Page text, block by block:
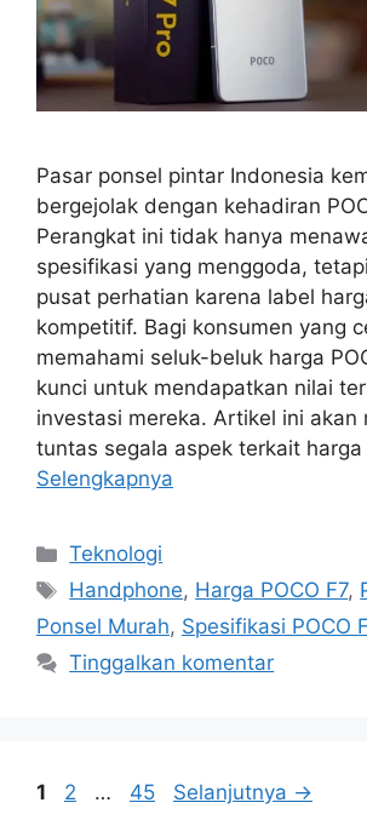
Pasar ponsel pintar Indonesia
bergejolak dengan kehadiran
Perangkat ini tidak hanya
spesifikasi yang menggoda,
pusat perhatian karena label
kompetitif. Bagi konsumen yang
memahami seluk-beluk harga
kunci untuk mendapatkan nilai
investasi mereka. Artikel ini akan
tuntas segala aspek terkait
Selengkapnya
Kategori
Teknologi
Tag
Handphone, Harga POCO F7,
Ponsel Murah, Spesifikasi POCO
Tinggalkan komentar
Halaman
1 Halaman
2 … Halaman
45 Selanjutnya →